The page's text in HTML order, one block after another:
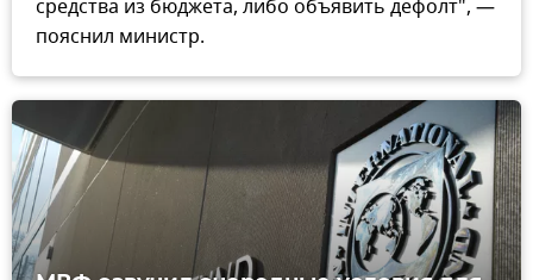
средства из бюджета, либо объявить дефолт", —
пояснил министр.